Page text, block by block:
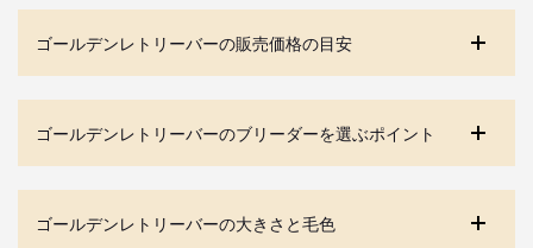
ゴールデンレトリーバーの販売価格の目安
ゴールデンレトリーバーのブリーダーを選ぶポイント
ゴールデンレトリーバーの大きさと毛色